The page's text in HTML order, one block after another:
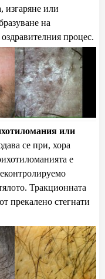
изгаряне или
на
процес.
или
се при, хора
е
Тракционната
прекалено стегнати